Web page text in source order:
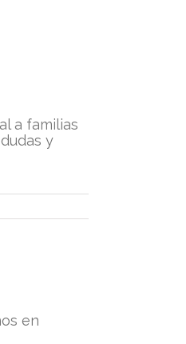
a familias
y
en